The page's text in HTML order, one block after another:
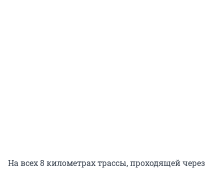
На всех 8 километрах трассы, проходящей через